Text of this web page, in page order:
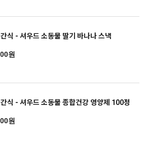
식 - 셔우드 소동물 딸기 바나나 스낵
원
식 - 셔우드 소동물 종합건강 영양제 100정
원